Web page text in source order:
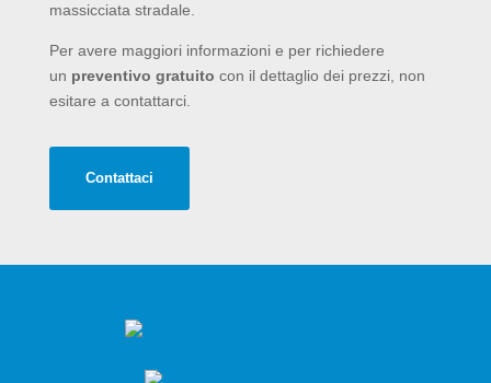
massicciata stradale.
Per avere maggiori informazioni e per richiedere
un preventivo gratuito con il dettaglio dei prezzi, non
esitare a contattarci.
Contattaci